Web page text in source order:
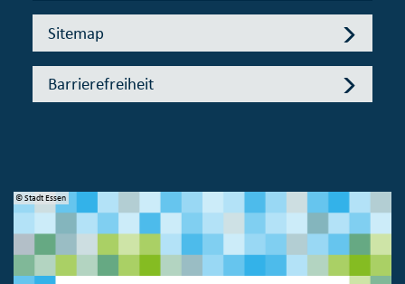
Sitemap
Barrierefreiheit
© Stadt Essen